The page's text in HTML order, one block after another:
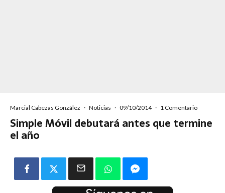
Marcial Cabezas González · Noticias · 09/10/2014 · 1 Comentario
Simple Móvil debutará antes que termine
el año